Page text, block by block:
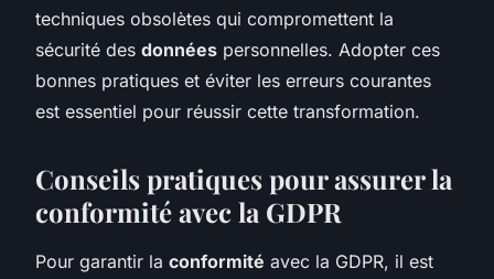
techniques obsolètes qui compromettent la
sécurité des données personnelles. Adopter ces
bonnes pratiques et éviter les erreurs courantes
est essentiel pour réussir cette transformation.
Conseils pratiques pour assurer la
conformité avec la GDPR
Pour garantir la conformité avec la GDPR, il est